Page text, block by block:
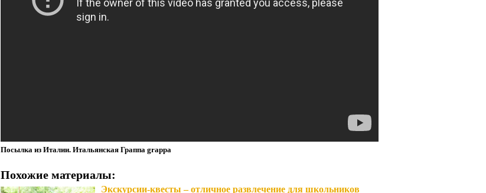
Посылка из Италии. Итальянская Граппа grappa
Похожие материалы:
Экскурсии-квесты – отличное развлечение для школьников